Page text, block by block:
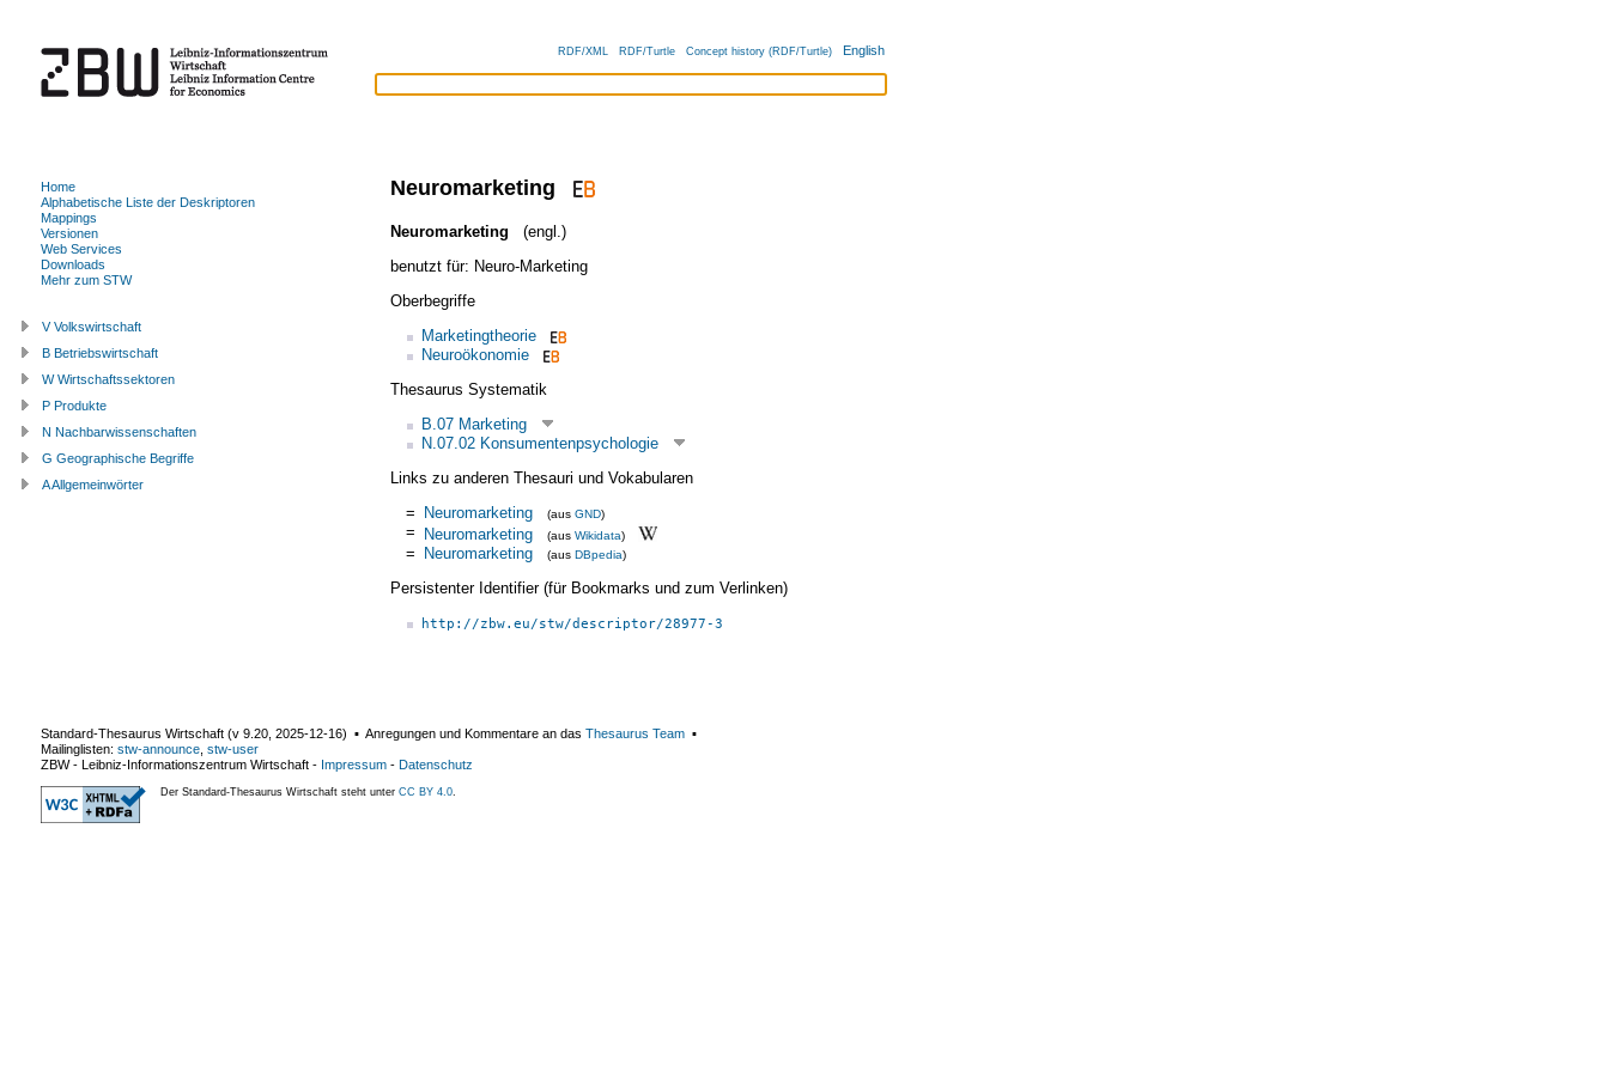
RDF/XML RDF/Turtle Concept history (RDF/Turtle) English
Neuromarketing
Neuromarketing
(engl.)
benutzt für: Neuro-Marketing
Oberbegriffe
Marketingtheorie
Neuroökonomie
Thesaurus Systematik
B.07 Marketing
N.07.02 Konsumentenpsychologie
Links zu anderen Thesauri und Vokabularen
= Neuromarketing (aus GND)
= Neuromarketing (aus Wikidata)
= Neuromarketing (aus DBpedia)
Persistenter Identifier (für Bookmarks und zum Verlinken)
http://zbw.eu/stw/descriptor/28977-3
Home
Alphabetische Liste der Deskriptoren
Mappings
Versionen
Web Services
Downloads
Mehr zum STW
V Volkswirtschaft
B Betriebswirtschaft
W Wirtschaftssektoren
P Produkte
N Nachbarwissenschaften
G Geographische Begriffe
A Allgemeinwörter
Standard-Thesaurus Wirtschaft (v 9.20 2025-12-16) ▪ Anregungen und Kommentare an das Thesaurus Team ▪
Mailinglisten: stw-announce stw-user
ZBW - Leibniz-Informationszentrum Wirtschaft - Impressum - Datenschutz
Der Standard-Thesaurus Wirtschaft steht unter CC BY 4.0